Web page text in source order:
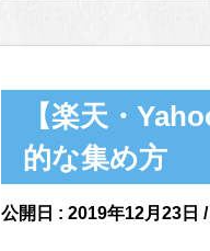
【楽天・
的な集め方
公開日 : 2019年12月23日